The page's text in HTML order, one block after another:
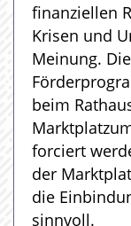
finanziellen
Krisen und
Meinung.
beim
forciert
der
die
sinnvoll.